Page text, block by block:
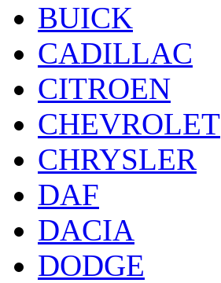
BUICK
CADILLAC
CITROEN
CHEVROLET
CHRYSLER
DAF
DACIA
DODGE